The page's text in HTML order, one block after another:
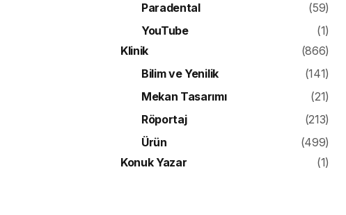
Paradental
(59)
YouTube
(1)
Klinik
(866)
Bilim ve Yenilik
(141)
Mekan Tasarımı
(21)
Röportaj
(213)
Ürün
(499)
Konuk Yazar
(1)